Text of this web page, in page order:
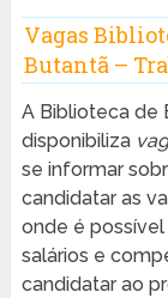
Vagas
Butantã –
A Biblioteca de
disponibiliza
se informar
candidatar as
onde é
salários e
candidatar ao